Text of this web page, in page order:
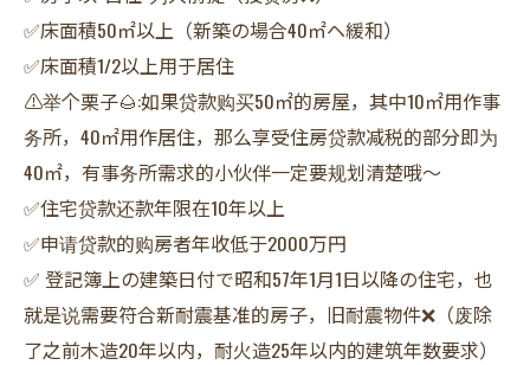
✅床面積50㎡以上（新築の場合40㎡ヘ緩和）
✅床面積1/2以上用于居住
⚠️举个栗子🌰:如果贷款购买50㎡的房屋，其中10㎡用作事
务所，40㎡用作居住，那么享受住房贷款减税的部分即为
40㎡，有事务所需求的小伙伴一定要规划清楚哦～
✅住宅贷款还款年限在10年以上
✅申请贷款的购房者年收低于2000万円
✅ 登記簿上の建築日付で昭和57年1月1日以降の住宅，也
就是说需要符合新耐震基准的房子，旧耐震物件❌（废除
了之前木造20年以内，耐火造25年以内的建筑年数要求）